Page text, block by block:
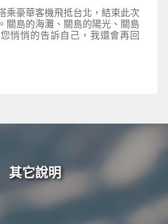
乘豪華客機飛抵台北，結束此次
關島的海灘、關島的陽光、關島
悄悄的告訴自己，我還會再回
其它說明